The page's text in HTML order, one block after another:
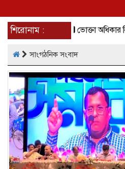
শিরোনাম :
অনুষ্ঠিত। ভোক্তা অধিকার
সাংগঠনিক সংবাদ